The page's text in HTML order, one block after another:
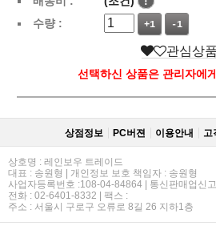
수량 :
+1 -1
관심상품
선택하신 상품은 관리자에
상점정보 PC버젼 이용안내 고
상호명 : 레인보우 트레이드
대표 : 송원형 | 개인정보 보호 책임자 : 송원형
사업자등록번호 :108-04-84864 | 통신판매업신
전화 : 02-6401-8332 | 팩스 :
주소 : 서울시 구로구 오류로 8길 26 지하1층